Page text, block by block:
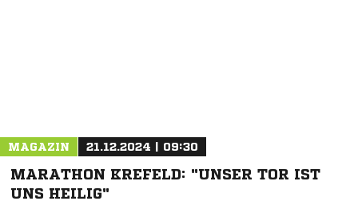
MAGAZIN 21.12.2024 | 09:30
MARATHON KREFELD: "UNSER TOR IST
UNS HEILIG"